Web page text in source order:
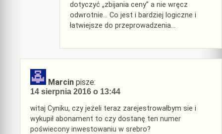
dotyczyć „zbijania ceny” a nie wręcz
odwrotnie… Co jest i bardziej logiczne i
łatwiejsze do przeprowadzenia…
Marcin pisze:
14 sierpnia 2016 o 13:44
witaj Cyniku, czy jeżeli teraz zarejestrowałbym sie i
wykupił abonament to czy dostanę ten numer
poświecony inwestowaniu w srebro?